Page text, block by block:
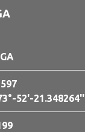
52'-21.348264''